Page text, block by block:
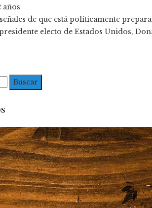
años
de que está políticamente
electo de Estados Unidos,